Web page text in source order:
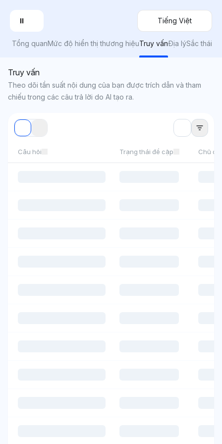
Tiếng Việt
Tổng quanMức độ hiển thị thương hiệuTruy vấnĐịa lýSắc thái
Truy vấn
Theo dõi tần suất nội dung của bạn được trích dẫn và tham
chiếu trong các câu trả lời do AI tạo ra.
Câu hỏi Trạng thái đề cập Chủ đề